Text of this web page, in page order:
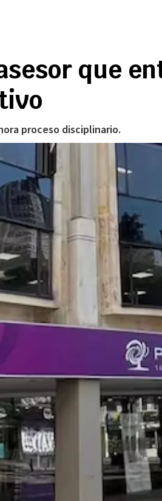
que
proceso disciplinario.